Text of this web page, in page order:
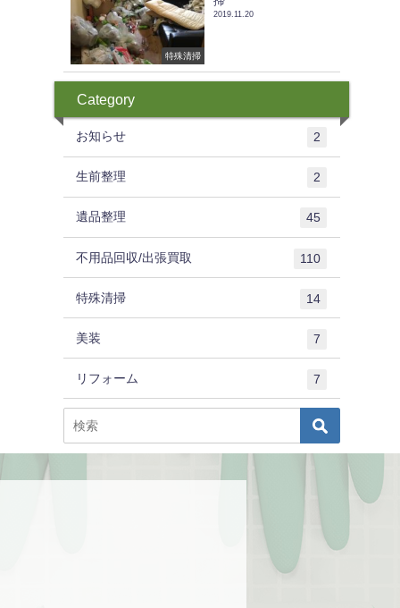
特殊清掃
2019.11.20
Category
お知らせ 2
生前整理 2
遺品整理 45
不用品回収/出張買取 110
特殊清掃 14
美装 7
リフォーム 7